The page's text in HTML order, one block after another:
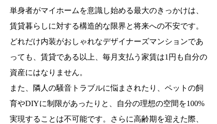
単身者がマイホームを意識し始める最大のきっかけは、
賃貸暮らしに対する構造的な限界と将来への不安です。
どれだけ内装がおしゃれなデザイナーズマンションであ
っても、賃貸である以上、毎月支払う家賃は1円も自分の
資産にはなりません。
また、隣人の騒音トラブルに悩まされたり、ペットの飼
育やDIYに制限があったりと、自分の理想の空間を100%
実現することは不可能です。さらに高齢期を迎えた際、